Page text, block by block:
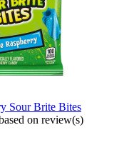
Sour Brite Bites
on review(s)